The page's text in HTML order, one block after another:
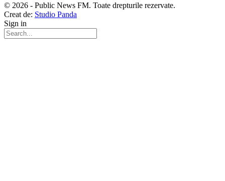
© 2026 - Public News FM. Toate drepturile rezervate.
Creat de: Studio Panda
Sign in